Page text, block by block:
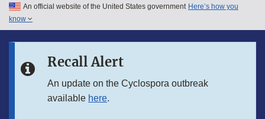
Skip to main content
Skip to in this section menu
An official website of the United States government Here’s how you
know
Recall Alert
An update on the Cyclospora outbreak
available here.